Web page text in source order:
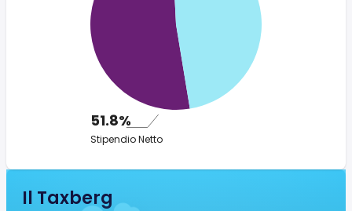
51.8%
Stipendio Netto
Il Taxberg